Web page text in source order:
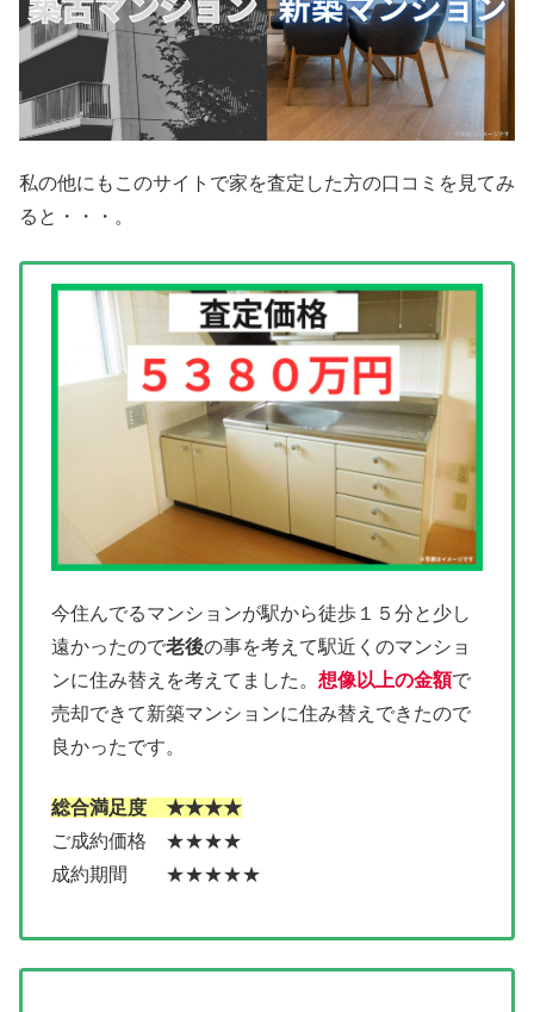
私の他にもこのサイトで家を査定した方の口コミを見てみ
ると・・・。
今住んでるマンションが駅から徒歩１５分と少し
遠かったので老後の事を考えて駅近くのマンショ
ンに住み替えを考えてました。 想像以上の金額で
売却できて新築マンションに住み替えできたので
良かったです。
総合満足度 ★★★★
ご成約価格 ★★★★
成約期間 ★★★★★